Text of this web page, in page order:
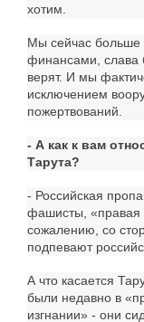
хотим.
Мы сейчас больше
финансами, слава
верят. И мы
исключением
пожертвований.
- А как к вам
Тарута?
- Российская
фашисты,
сожалению, со
подпевают
А что касается
были недавно в
изгнании» - они